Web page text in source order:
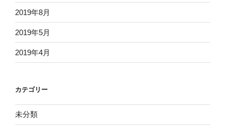
2019年8月
2019年5月
2019年4月
カテゴリー
未分類